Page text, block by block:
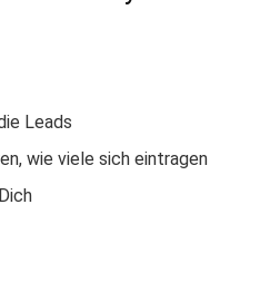
Leads
wie viele sich eintragen